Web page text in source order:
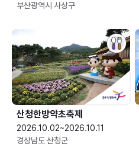
부산광역시 사상구
산청한방약초축제
2026.10.02~2026.10.11
경상남도 산청군